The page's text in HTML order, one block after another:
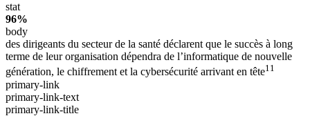
stat
96%
body
des dirigeants du secteur de la santé déclarent que le succès à long
terme de leur organisation dépendra de l’informatique de nouvelle
génération, le chiffrement et la cybersécurité arrivant en tête11
primary-link
primary-link-text
primary-link-title